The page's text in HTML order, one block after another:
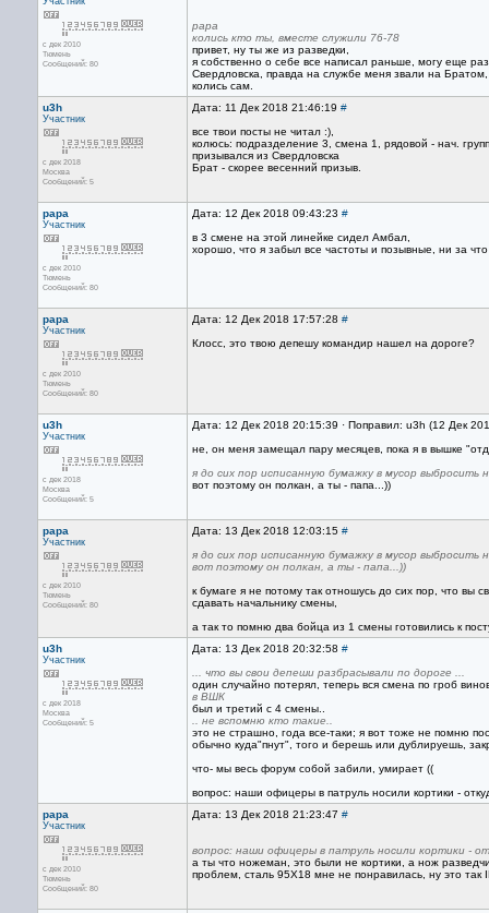
с дек 2010
Тюмень
Сообщений: 80
papa
колись кто ты, вместе служили 76-78
привет, ну ты же из разведки,
я собственно о себе все написал раньше, могу еще
Свердловска, правда на службе меня звали на
колись сам.
u3h
Участник
с дек 2018
Москва
Сообщений: 5
Дата: 11 Дек 2018 21:46:19 #
все твои посты не читал :),
колюсь: подразделение 3, смена 1, рядовой - нач.
призывался из Свердловска
Брат - скорее весенний призыв.
papa
Участник
с дек 2010
Тюмень
Сообщений: 80
Дата: 12 Дек 2018 09:43:23 #
в 3 смене на этой линейке сидел Амбал,
хорошо, что я забыл все частоты и позывные, ни за
papa
Участник
с дек 2010
Тюмень
Сообщений: 80
Дата: 12 Дек 2018 17:57:28 #
Клосс, это твою депешу командир нашел на дороге?
u3h
Участник
с дек 2018
Москва
Сообщений: 5
Дата: 12 Дек 2018 20:15:39 · Поправил: u3h (12 Дек
не, он меня замещал пару месяцев, пока я в вышке
я до сих пор исписанную бумажку в мусор выбросить
вот поэтому он полкан, а ты - папа...))
papa
Участник
с дек 2010
Тюмень
Сообщений: 80
Дата: 13 Дек 2018 12:03:15 #
я до сих пор исписанную бумажку в мусор выбросить
вот поэтому он полкан, а ты - папа...))
к бумаге я не потому так отношусь до сих пор, что вы
сдавать начальнику смены,
а так то помню два бойца из 1 смены готовились к
u3h
Участник
с дек 2018
Москва
Сообщений: 5
Дата: 13 Дек 2018 20:32:58 #
... что вы свои депеши разбрасывали по дороге ...
один случайно потерял, теперь вся смена по гроб
в ВШК
был и третий с 4 смены..
.. не вспомню кто такие..
это не страшно, года все-таки; я вот тоже не помню
обычно куда"пнут", того и берешь или дублируешь,
что- мы весь форум собой забили, умирает ((
вопрос: наши офицеры в патруль носили кортики -
papa
Участник
с дек 2010
Тюмень
Сообщений: 80
Дата: 13 Дек 2018 21:23:47 #
вопрос: наши офицеры в патруль носили кортики -
а ты что ножеман, это были не кортики, а нож
проблем, сталь 95Х18 мне не понравилась, ну это так